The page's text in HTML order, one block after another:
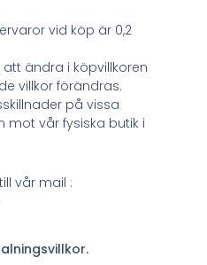
vid köp är 0,2
ändra i köpvillkoren
villkor förändras.
på vissa
mot vår fysiska butik i
vår mail :